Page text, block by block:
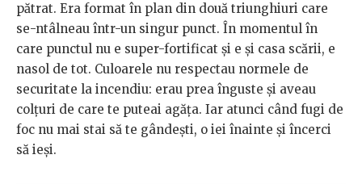
pătrat. Era format în plan din două triunghiuri care
se-ntâlneau într-un singur punct. În momentul în
care punctul nu e super-fortificat și e și casa scării, e
nasol de tot. Culoarele nu respectau normele de
securitate la incendiu: erau prea înguste și aveau
colțuri de care te puteai agăța. Iar atunci când fugi de
foc nu mai stai să te gândești, o iei înainte și încerci
să ieși.